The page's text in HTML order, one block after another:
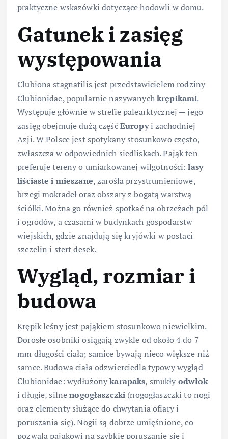
praktyczne wskazówki dotyczące hodowli w domu.
Gatunek i zasięg
występowania
Clubiona stagnatilis jest przedstawicielem rodziny
Clubionidae, popularnie nazywanychkrępikami.
Występuje głównie w strefie palearktycznej — jego
zasięg obejmuje dużą częśćEuropyi zachodniej
Azji. W Polsce jest spotykany stosunkowo często,
zwłaszcza w odpowiednich siedliskach. Pająk ten
preferuje tereny o umiarkowanej wilgotności:lasy
liściaste i mieszane, zarośla przystrumieniowe,
brzegi mokradeł oraz obszary z bogatą warstwą
ściółki. Można go również spotkać na obrzeżach pól
i ogrodów, a czasami w budynkach gospodarstw
wiejskich, gdzie znajdują się kryjówki w postaci
szczelin i stert desek.
Wygląd, rozmiar i
budowa
Krępik leśny jest pająkiem stosunkowo niewielkim.
Dorosłe osobniki osiągają zwykle od około 4 do 7
mm długości ciała; samice bywają nieco większe niż
samce. Budowa ciała odzwierciedla typowy wygląd
Clubionidae: wydłużonykarapaks, smukły odwłok
i długie, silnenogogłaszczki (nogogłaszczki to nogi
oraz elementy służące do chwytania ofiary i
poruszania się). Nogii są dobrze umięśnione, co
pozwala pająkowi na szybkie poruszanie się i